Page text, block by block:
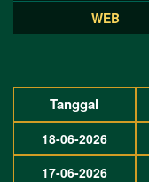
WEB
Tanggal
18-06-2026
17-06-2026